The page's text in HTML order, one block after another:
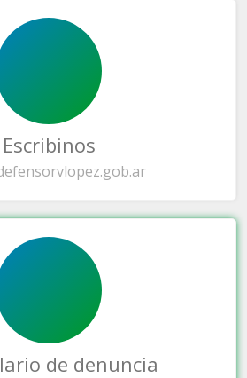
Escribinos
de denuncia